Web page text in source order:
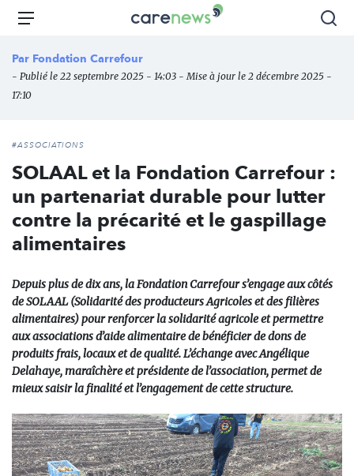
Aller
principal
Carenews,
des
Menu
Par Fondation Carrefour
- Publié le 22 septembre 2025 - 14:03 - Mise à jour le 2 décembre 2025 -
17:10
#ASSOCIATIONS
SOLAAL et la Fondation Carrefour :
un partenariat durable pour lutter
contre la précarité et le gaspillage
alimentaires
Depuis plus de dix ans, la Fondation Carrefour s’engage aux côtés
de SOLAAL (Solidarité des producteurs Agricoles et des filières
alimentaires) pour renforcer la solidarité agricole et permettre
aux associations d’aide alimentaire de bénéficier de dons de
produits frais, locaux et de qualité. L’échange avec Angélique
Delahaye, maraîchère et présidente de l’association, permet de
mieux saisir la finalité et l’engagement de cette structure.